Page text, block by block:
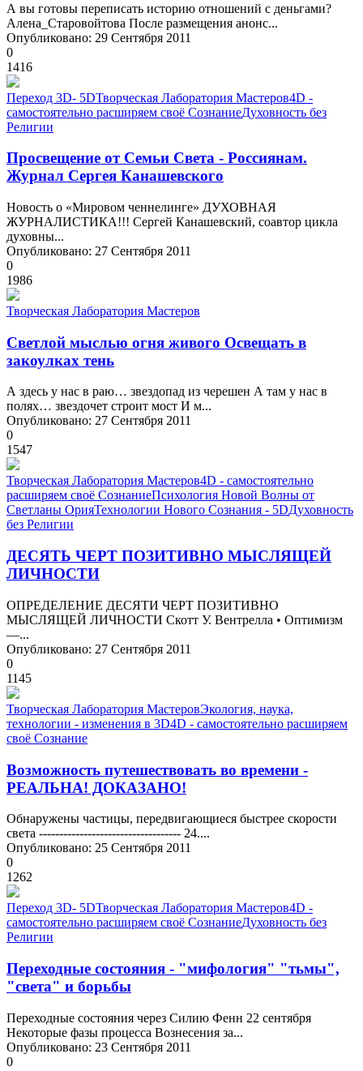
А вы готовы переписать историю отношений с деньгами?
Алена_Старовойтова После размещения анонс...
Опубликовано: 29 Сентября 2011
0
1416
Переход 3D- 5DТворческая Лаборатория Мастеров4D -
самостоятельно расширяем своё СознаниеДуховность без
Религии
Просвещение от Семьи Света - Россиянам.
Журнал Сергея Канашевского
Новость о «Мировом ченнелинге» ДУХОВНАЯ
ЖУРНАЛИСТИКА!!! Сергей Канашевский, соавтор цикла
духовны...
Опубликовано: 27 Сентября 2011
0
1986
Творческая Лаборатория Мастеров
Светлой мыслью огня живого Освещать в
закоулках тень
А здесь у нас в раю… звездопад из черешен А там у нас в
полях… звездочет строит мост И м...
Опубликовано: 27 Сентября 2011
0
1547
Творческая Лаборатория Мастеров4D - самостоятельно
расширяем своё СознаниеПсихология Новой Волны от
Светланы ОрияТехнологии Нового Сознания - 5DДуховность
без Религии
ДЕСЯТЬ ЧЕРТ ПОЗИТИВНО МЫСЛЯЩЕЙ
ЛИЧНОСТИ
ОПРЕДЕЛЕНИЕ ДЕСЯТИ ЧЕРТ ПОЗИТИВНО
МЫСЛЯЩЕЙ ЛИЧНОСТИ Скотт У. Вентрелла • Оптимизм
—...
Опубликовано: 27 Сентября 2011
0
1145
Творческая Лаборатория МастеровЭкология, наука,
технологии - изменения в 3D4D - самостоятельно расширяем
своё Сознание
Возможность путешествовать во времени -
РЕАЛЬНА! ДОКАЗАНО!
Обнаружены частицы, передвигающиеся быстрее скорости
света ----------------------------------- 24....
Опубликовано: 25 Сентября 2011
0
1262
Переход 3D- 5DТворческая Лаборатория Мастеров4D -
самостоятельно расширяем своё СознаниеДуховность без
Религии
Переходные состояния - "мифология" "тьмы",
"света" и борьбы
Переходные состояния через Силию Фенн 22 сентября
Некоторые фазы процесса Вознесения за...
Опубликовано: 23 Сентября 2011
0